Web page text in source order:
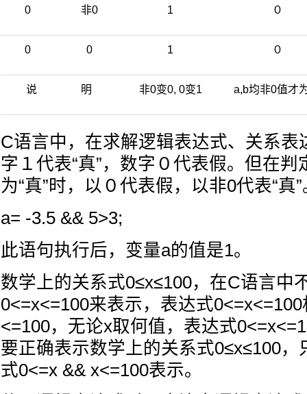
0 非0 1 ０
0 0 1 ０
说 明 非0变0, 0变1 a,b均非0值才
C语言中，在求解逻辑表达式、关系表
字１代表“真”，数字０代表假。但在
为“真”时，以０代表假，以非0代表“真
a= -3.5 && 5>3;
此语句执行后，变量a的值是1。
数学上的关系式0≤x≤100，在C语言中
0<=x<=100来表示，表达式
<=100，无论x取何值，表达式
要正确表示数学上的关系式0≤x≤100，
式0<=x && x<=100表示。